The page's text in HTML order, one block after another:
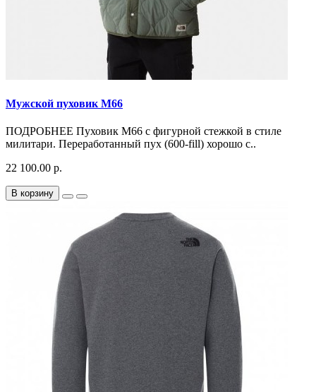
Мужской пуховик M66
ПОДРОБНЕЕ Пуховик M66 с фигурной стежкой в стиле
милитари. Переработанный пух (600-fill) хорошо с..
22 100.00 р.
В корзину